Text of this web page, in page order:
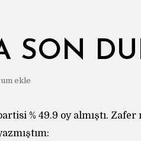
SON
ekle
% 49.9 oy almıştı. Zafer